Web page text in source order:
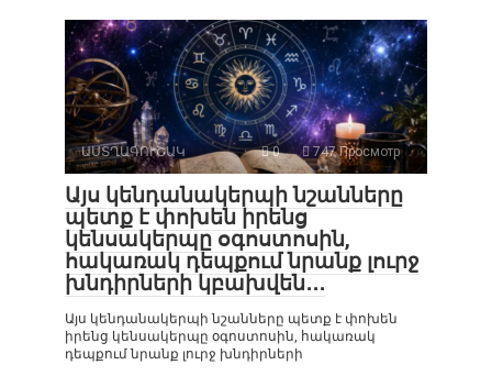
ԱՍՏՂԱԳՈՒՇԱԿ 0 747 Просмотр
Այս կենդանակերպի նշանները
պետք է փոխեն իրենց
կենսակերպը օգոստոսին,
հակառակ դեպքում նրանք լուրջ
խնդիրների կբախվեն․․․
Այս կենդանակերպի նշանները պետք է փոխեն
իրենց կենսակերպը օգոստոսին, հակառակ
դեպքում նրանք լուրջ խնդիրների